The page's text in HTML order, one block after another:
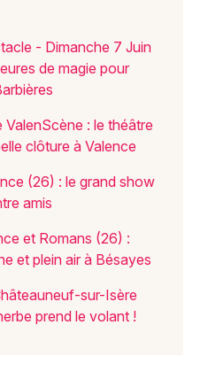
- Dimanche 7 Juin
de magie pour
ValenScène : le théâtre
clôture à Valence
(26) : le grand show
amis
et Romans (26) :
et plein air à Bésayes
sur-Isère
prend le volant !